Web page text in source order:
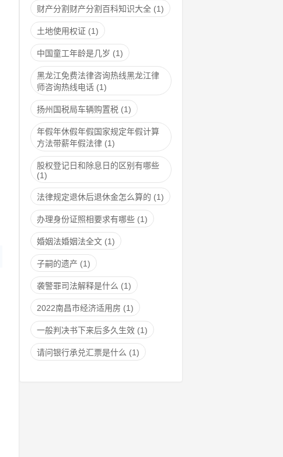
财产分割财产分割百科知识大全 (1)
土地使用权证 (1)
中国童工年龄是几岁 (1)
黑龙江免费法律咨询热线黑龙江律
师咨询热线电话 (1)
扬州国税局车辆购置税 (1)
年假年休假年假国家规定年假计算
方法带薪年假法律 (1)
股权登记日和除息日的区别有哪些
(1)
法律规定退休后退休金怎么算的 (1)
办理身份证照相要求有哪些 (1)
婚姻法婚姻法全文 (1)
子嗣的遗产 (1)
袭警罪司法解释是什么 (1)
2022南昌市经济适用房 (1)
一般判决书下来后多久生效 (1)
请问银行承兑汇票是什么 (1)